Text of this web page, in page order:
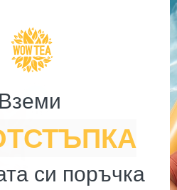
Вземи ​
си поръчка